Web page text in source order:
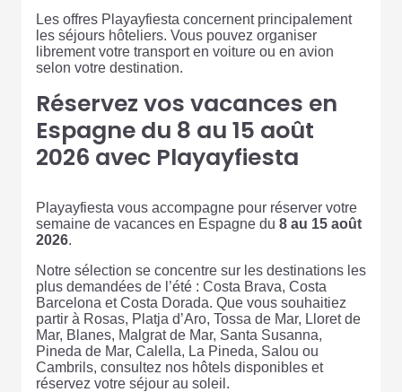
Les offres Playayfiesta concernent principalement
les séjours hôteliers. Vous pouvez organiser
librement votre transport en voiture ou en avion
selon votre destination.
Réservez vos vacances en
Espagne du 8 au 15 août
2026 avec Playayfiesta
Playayfiesta vous accompagne pour réserver votre
semaine de vacances en Espagne du 8 au 15 août
2026.
Notre sélection se concentre sur les destinations les
plus demandées de l’été : Costa Brava, Costa
Barcelona et Costa Dorada. Que vous souhaitiez
partir à Rosas, Platja d’Aro, Tossa de Mar, Lloret de
Mar, Blanes, Malgrat de Mar, Santa Susanna,
Pineda de Mar, Calella, La Pineda, Salou ou
Cambrils, consultez nos hôtels disponibles et
réservez votre séjour au soleil.